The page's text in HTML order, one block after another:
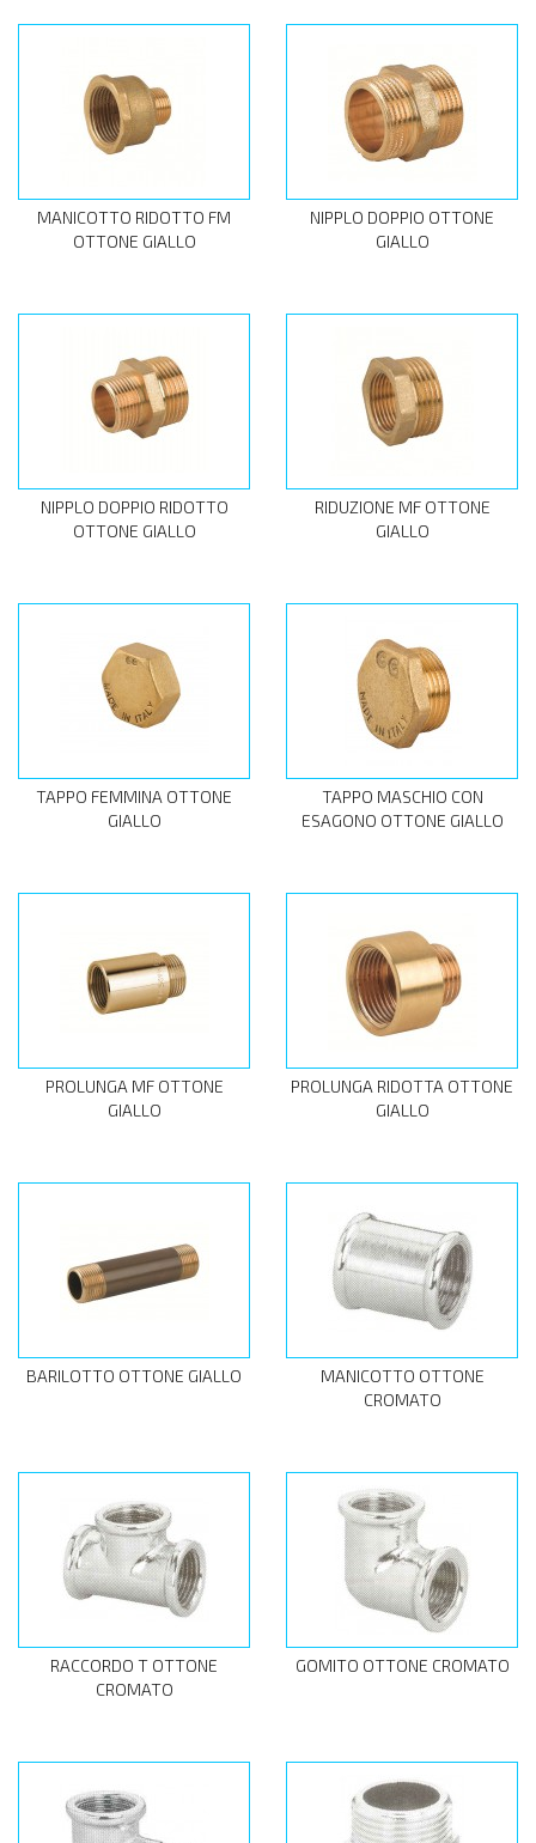
MANICOTTO RIDOTTO FM
OTTONE GIALLO
NIPPLO DOPPIO OTTONE
GIALLO
NIPPLO DOPPIO RIDOTTO
OTTONE GIALLO
RIDUZIONE MF OTTONE
GIALLO
TAPPO FEMMINA OTTONE
GIALLO
TAPPO MASCHIO CON
ESAGONO OTTONE GIALLO
PROLUNGA MF OTTONE
GIALLO
PROLUNGA RIDOTTA OTTONE
GIALLO
BARILOTTO OTTONE GIALLO
MANICOTTO OTTONE
CROMATO
RACCORDO T OTTONE
CROMATO
GOMITO OTTONE CROMATO